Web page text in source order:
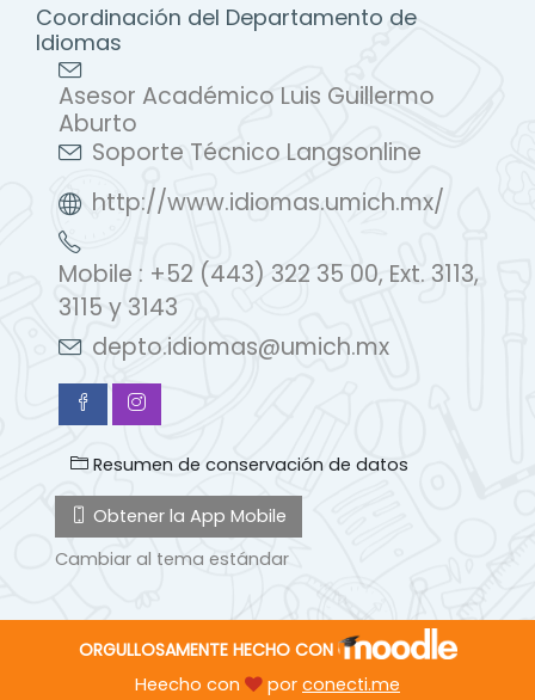
Coordinación del Departamento de
Idiomas
Asesor Académico Luis Guillermo
Aburto
Soporte Técnico Langsonline
http://www.idiomas.umich.mx/
Mobile : +52 (443) 322 35 00, Ext. 3113,
3115 y 3143
depto.idiomas@umich.mx
Resumen de conservación de datos
Obtener la App Mobile
Cambiar al tema estándar
ORGULLOSAMENTE HECHO CON
Heecho con
por conecti.me